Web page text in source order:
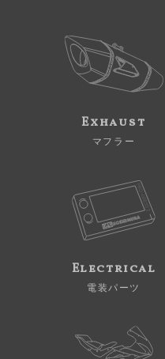
Exhaust
マフラー
Electrical
電装パーツ